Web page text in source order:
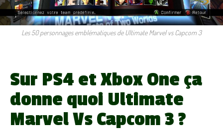
Les 50 personnages emblématiques de Ultimate Marvel vs Capcom 3
Sur PS4 et Xbox One ça
donne quoi Ultimate
Marvel Vs Capcom 3 ?